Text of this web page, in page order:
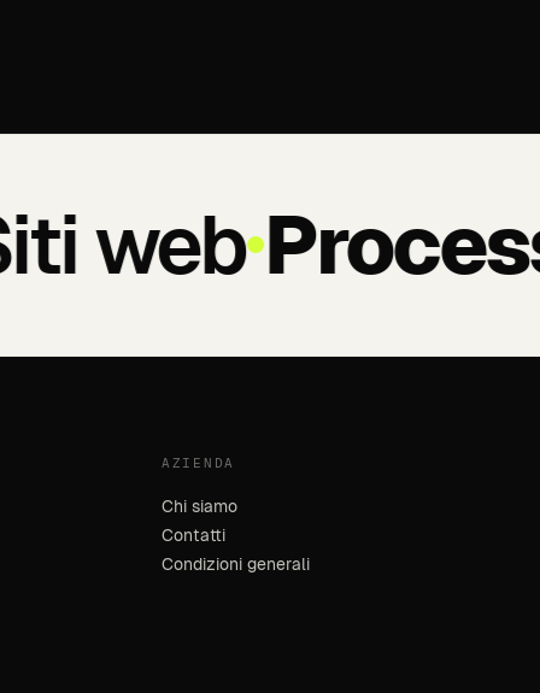
web
AZIENDA
Chi siamo
Contatti
Condizioni generali